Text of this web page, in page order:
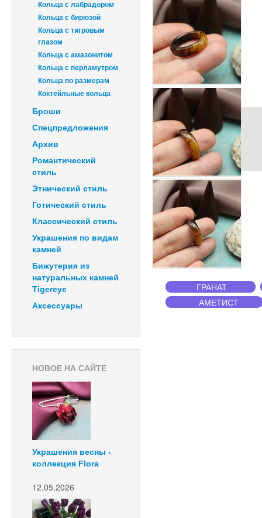
Кольца с лабрадором
Кольца с бирюзой
Кольца с тигровым
глазом
Кольца с амазонитом
Кольца с перламутром
Кольца по размерам
Коктейльные кольца
Броши
Спецпредложения
Архив
Романтический
стиль
Этнический стиль
Готический стиль
Классический стиль
Украшения по видам
камней
Бижутерия из
натуральных камней
Tigereye
Аксессуары
НОВОЕ НА САЙТЕ
Украшения весны -
коллекция Flora
12.05.2026
ГРАНАТ
АМЕТИСТ